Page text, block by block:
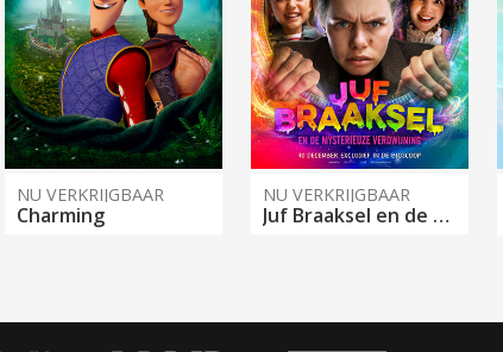
NU VERKRIJGBAAR
Charming
NU VERKRIJGBAAR
Juf Braaksel en de Mysterieuze Verdwijning